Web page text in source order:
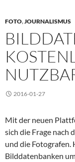
FOTO,JOURNALISMUS
2016-01-27
Mit der neuen
sich die Frage nach
und die Fotografen.
Bilddatenbanken